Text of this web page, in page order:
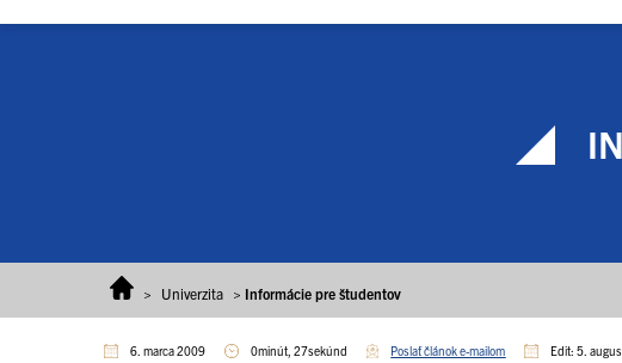
> Univerzita > Informácie pre študentov
6. marca 2009 0minút, 27sekúnd Poslať článok e-mailom Edit: 5.